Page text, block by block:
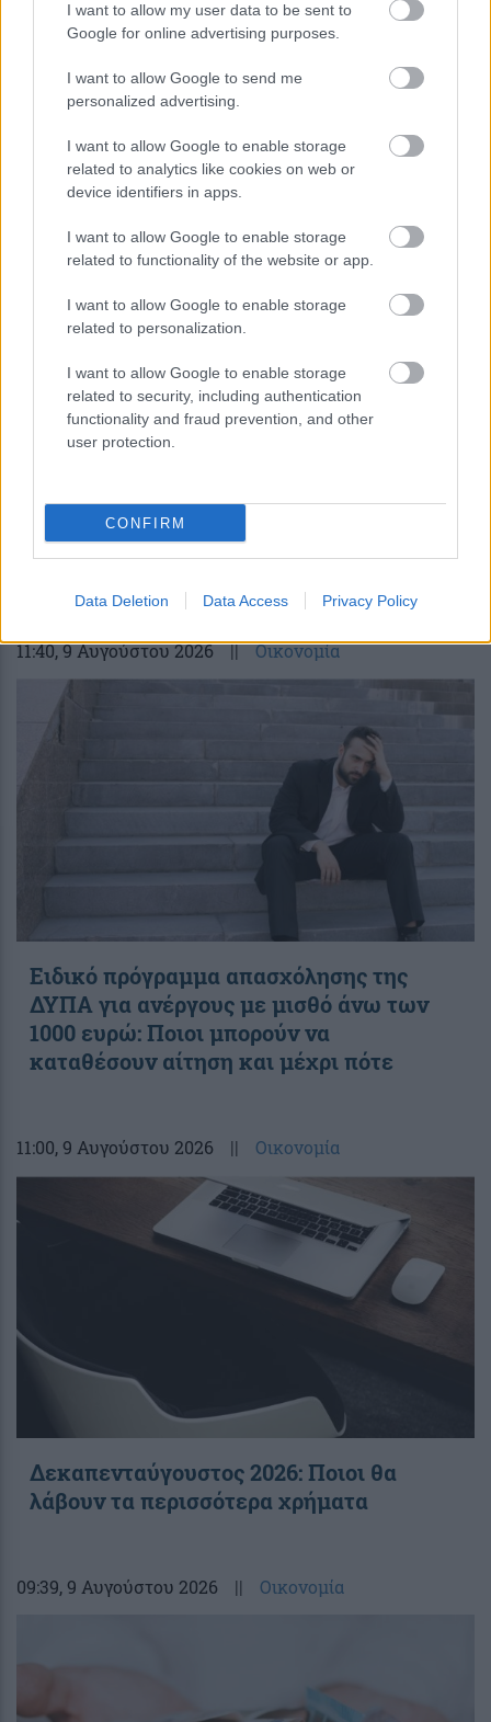
I want to allow my user data to be sent to
Google for online advertising purposes.
I want to allow Google to send me
personalized advertising.
I want to allow Google to enable storage
related to analytics like cookies on web or
device identifiers in apps.
I want to allow Google to enable storage
related to functionality of the website or app.
I want to allow Google to enable storage
related to personalization.
I want to allow Google to enable storage
related to security, including authentication
functionality and fraud prevention, and other
user protection.
CONFIRM
Data Deletion Data Access Privacy Policy
περισσότερα
, 9 Αυγούστου 2026
Ταμείο Ανάκαμψης: Αγώνας δρόμου για
το τελευταίο αίτημα πληρωμής – Στο
επίκεντρο τα έργα στρατηγικής σημασίας
11:40, 9 Αυγούστου 2026 || Οικονομία
Ειδικό πρόγραμμα απασχόλησης της
ΔΥΠΑ για ανέργους με μισθό άνω των
1000 ευρώ: Ποιοι μπορούν να
καταθέσουν αίτηση και μέχρι πότε
11:00, 9 Αυγούστου 2026 || Οικονομία
Δεκαπενταύγουστος 2026: Ποιοι θα
λάβουν τα περισσότερα χρήματα
09:39, 9 Αυγούστου 2026 || Οικονομία